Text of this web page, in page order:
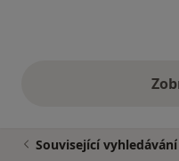
Související vyhledávání